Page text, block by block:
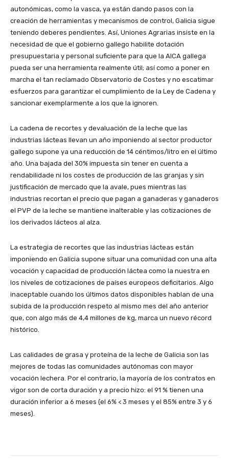
autonómicas, como la vasca, ya están dando pasos con la
creación de herramientas y mecanismos de control, Galicia sigue
teniendo deberes pendientes. Así, Uniones Agrarias insiste en la
necesidad de que el gobierno gallego habilite dotación
presupuestaria y personal suficiente para que la AICA gallega
pueda ser una herramienta realmente útil; así como a poner en
marcha el tan reclamado Observatorio de Costes y no escatimar
esfuerzos para garantizar el cumplimiento de la Ley de Cadena y
sancionar exemplarmente a los que la ignoren.
La cadena de recortes y devaluación de la leche que las
industrias lácteas llevan un año imponiendo al sector productor
gallego supone ya una reducción de 14 céntimos/litro en el último
año. Una bajada del 30% impuesta sin tener en cuenta a
rendabilidade ni los costes de producción de las granjas y sin
justificación de mercado que la avale, pues mientras las
industrias recortan el precio que pagan a ganaderas y ganaderos
el PVP de la leche se mantiene inalterable y las cotizaciones de
los derivados lácteos al alza.
La estrategia de recortes que las industrias lácteas están
imponiendo en Galicia supone situar una comunidad con una alta
vocación y capacidad de producción láctea como la nuestra en
los niveles de cotizaciones de países europeos deficitarios. Algo
inaceptable cuando los últimos datos disponibles hablan de una
subida de la producción respeto al mismo mes del año anterior
que, con algo más de 4,4 millones de kg, marca un nuevo récord
histórico.
Las calidades de grasa y proteína de la leche de Galicia son las
mejores de todas las comunidades autónomas con mayor
vocación lechera. Por el contrario, la mayoría de los contratos en
vigor son de corta duración y a precio hizo: el 91 % tienen una
duración inferior a 6 meses (el 6% < 3 meses y el 85% entre 3 y 6
meses).